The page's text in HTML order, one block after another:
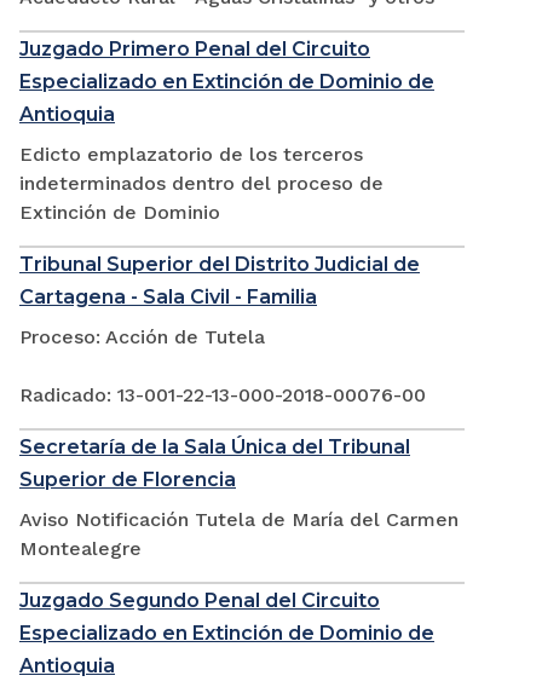
Juzgado Primero Penal del Circuito
Especializado en Extinción de Dominio de
Antioquia
Edicto emplazatorio de los terceros
indeterminados dentro del proceso de
Extinción de Dominio
Tribunal Superior del Distrito Judicial de
Cartagena - Sala Civil - Familia
Proceso: Acción de Tutela
Radicado: 13-001-22-13-000-2018-00076-00
Secretaría de la Sala Única del Tribunal
Superior de Florencia
Aviso Notificación Tutela de María del Carmen
Montealegre
Juzgado Segundo Penal del Circuito
Especializado en Extinción de Dominio de
Antioquia